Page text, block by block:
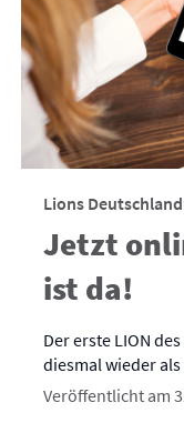
Lions Deutschland
Jetzt
ist da!
Der erste LION
diesmal wieder
Veröffentlicht am